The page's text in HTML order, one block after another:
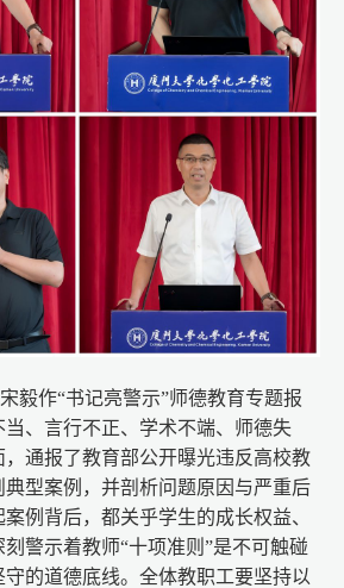
毅作“书记亮警示”师德教育专题报
、言行不正、学术不端、师德失
通报了教育部公开曝光违反高校教
型案例，并剖析问题原因与严重后
例背后，都关乎学生的成长权益、
警示着教师“十项准则”是不可触碰
的道德底线。全体教职工要坚持以